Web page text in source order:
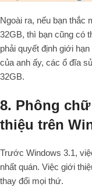
Ngoài ra, nếu bạn thắc
32GB, thì bạn cũng có
phải quyết định giới
của anh ấy, các ổ đĩa
32GB.
8. Phông
thiệu trên
Trước Windows 3.1,
nhất quán. Việc giới
thay đổi mọi thứ.